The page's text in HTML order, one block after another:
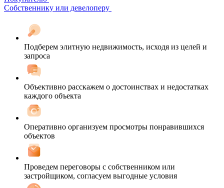
Собственнику или девелоперу
Подберем элитную недвижимость, исходя из целей и
запроса
Объективно расскажем о достоинствах и недостатках
каждого объекта
Оперативно организуем просмотры понравившихся
объектов
Проведем переговоры с собственником или
застройщиком, согласуем выгодные условия